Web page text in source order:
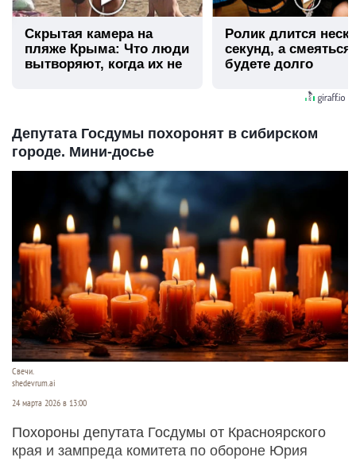
Скрытая камера на
пляже Крыма: Что люди
вытворяют, когда их не
Ролик длится
секунд, а
будете долго
Депутата Госдумы похоронят в сибирском
городе. Мини-досье
Свечи.
shedevrum.ai
24 марта 2026 в 13:00
Похороны депутата Госдумы от Красноярского
края и зампреда комитета по обороне Юрия